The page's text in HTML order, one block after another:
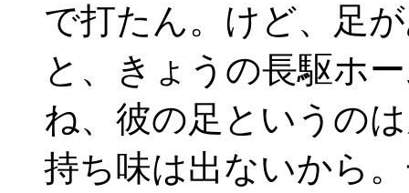
で打たん。けど、足
と、きょうの長駆ホ
ね、彼の足というの
持ち味は出ないから